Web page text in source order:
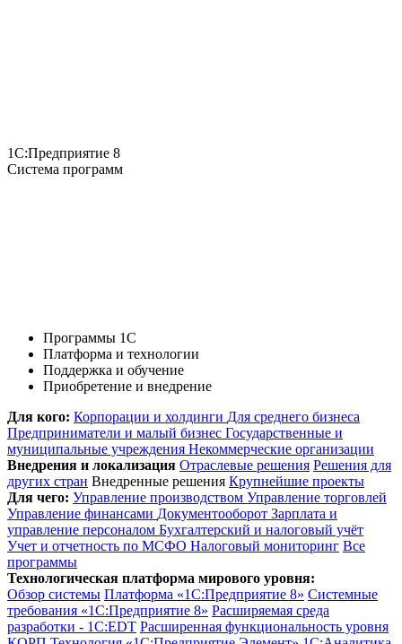
1С:Предприятие 8
Система программ
Программы 1С
Платформа и технологии
Поддержка и обучение
Приобретение и внедрение
Для кого: Корпорации и холдинги Для среднего бизнеса
Предприниматели и малый бизнес Государственные и
муниципальные учреждения Некоммерческие организации
Внедрения и локализация Отраслевые решения Решения для
других стран Внедренные решения Крупнейшие проекты
Для чего: Управление производством Управление торговлей
Управление финансами Документооборот Зарплата и
управление персоналом Бухгалтерский и налоговый учёт
Учет и отчетность по МСФО Налоговый мониторинг Все
программы
Технологическая платформа мирового уровня:
Обзор системы Платформа «1С:Предприятие 8» Системные
требования «1С:Предприятие 8» Расширяемая среда
разработки - 1C:EDT Расширенная функциональность уровня